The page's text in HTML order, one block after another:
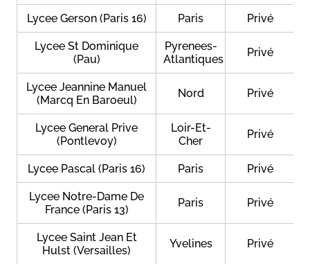
Lycee Gerson (Paris 16) Paris Privé
Lycee St Dominique
(Pau)
Pyrenees-
Atlantiques
Privé
Lycee Jeannine Manuel
(Marcq En Baroeul)
Nord Privé
Lycee General Prive
(Pontlevoy)
Loir-Et-
Cher
Privé
Lycee Pascal (Paris 16) Paris Privé
Lycee Notre-Dame De
France (Paris 13)
Paris Privé
Lycee Saint Jean Et
Hulst (Versailles)
Yvelines Privé